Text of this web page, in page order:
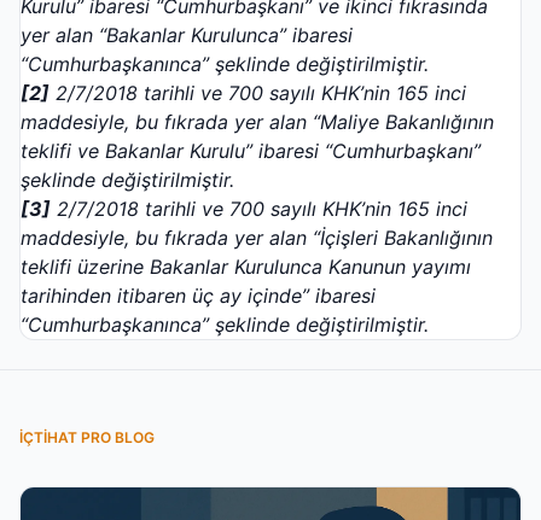
Kurulu” ibaresi “Cumhurbaşkanı” ve ikinci fıkrasında
yer alan “Bakanlar Kurulunca” ibaresi
“Cumhurbaşkanınca” şeklinde değiştirilmiştir.
[2] 2/7/2018 tarihli ve 700 sayılı KHK’nin 165 inci
maddesiyle, bu fıkrada yer alan “Maliye Bakanlığının
teklifi ve Bakanlar Kurulu” ibaresi “Cumhurbaşkanı”
şeklinde değiştirilmiştir.
[3] 2/7/2018 tarihli ve 700 sayılı KHK’nin 165 inci
maddesiyle, bu fıkrada yer alan “İçişleri Bakanlığının
teklifi üzerine Bakanlar Kurulunca Kanunun yayımı
tarihinden itibaren üç ay içinde” ibaresi
“Cumhurbaşkanınca” şeklinde değiştirilmiştir.
İÇTIHAT PRO BLOG